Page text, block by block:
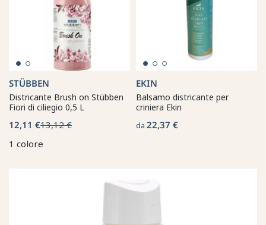
STÜBBEN
Districante Brush on Stübben
Fiori di ciliegio 0,5 L
12,11 €13,12 €
1 colore
EKIN
Balsamo districante per
criniera Ekin
da 22,37 €